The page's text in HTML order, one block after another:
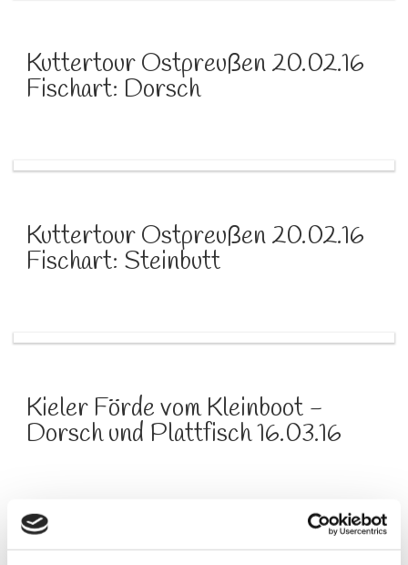
Kuttertour Ostpreußen 20.02.16
Fischart: Dorsch
Kuttertour Ostpreußen 20.02.16
Fischart: Steinbutt
Kieler Förde vom Kleinboot -
Dorsch und Plattfisch 16.03.16